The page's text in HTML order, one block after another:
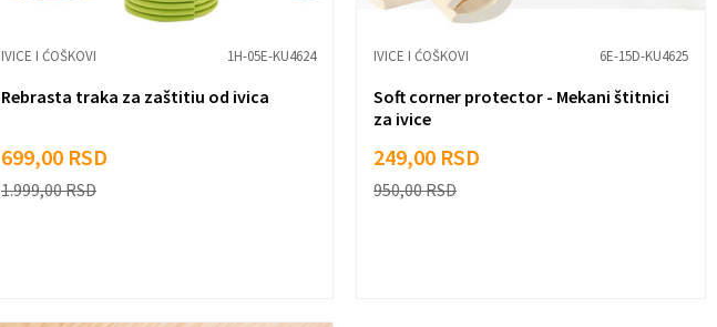
IVICE I ĆOŠKOVI 1H-05E-KU4624
Rebrasta traka za zaštitiu od ivica
699,00 RSD
1.999,00RSD
IVICE I ĆOŠKOVI 6E-15D-KU4625
Soft corner protector - Mekani štitnici
za ivice
249,00 RSD
950,00RSD